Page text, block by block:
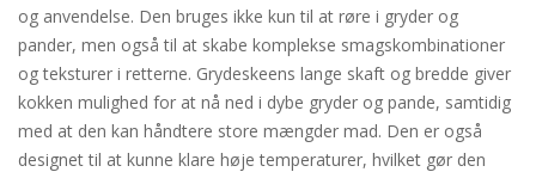
og anvendelse. Den bruges ikke kun til at røre i gryder og
pander, men også til at skabe komplekse smagskombinationer
og teksturer i retterne. Grydeskeens lange skaft og bredde giver
kokken mulighed for at nå ned i dybe gryder og pande, samtidig
med at den kan håndtere store mængder mad. Den er også
designet til at kunne klare høje temperaturer, hvilket gør den